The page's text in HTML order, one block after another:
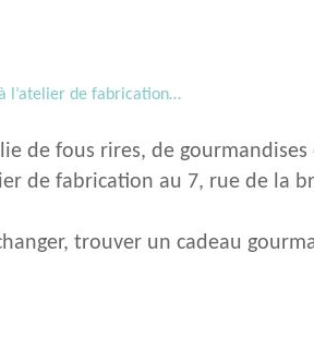
l’atelier de fabrication…
de fous rires, de
de fabrication au 7, rue de la
trouver un cadeau